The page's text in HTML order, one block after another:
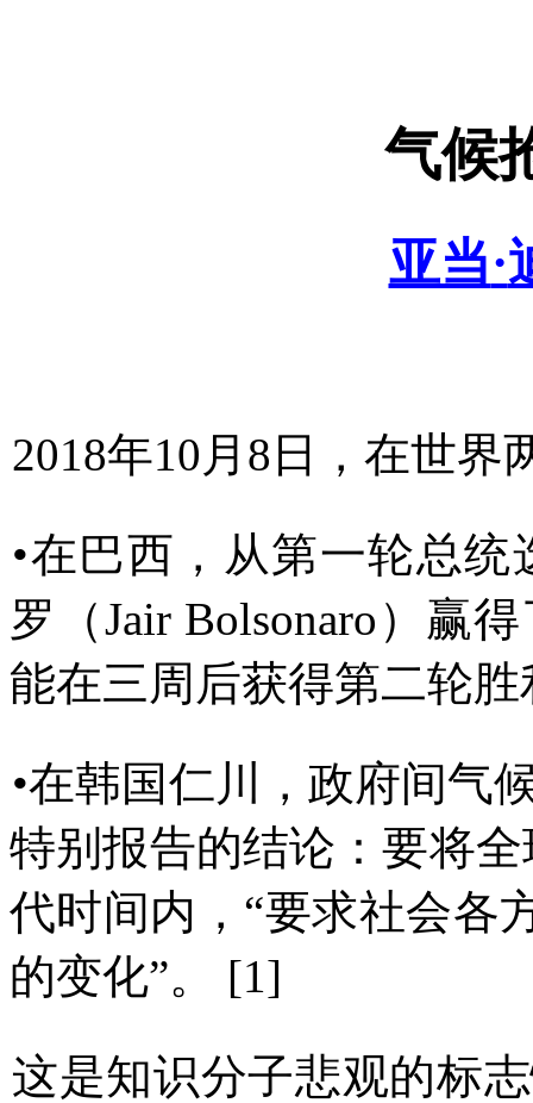
气候
亚当·
2018年10 月 8 日，在世界
•在巴西，从第一轮总统
罗（Jair Bolsonaro ）赢
能在三周后获得第二轮胜
•在韩国仁川，政府间气
特别报告的结论：要将
代时间内， “要求社会各
的变化”。
[1]
这是知识分子悲观的标